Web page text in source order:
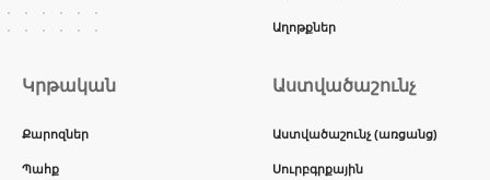
Աղոթքներ
Կրթական
Քարոզներ
Պահք
Աստվածաշունչ
Աստվածաշունչ (առցանց)
Սուրբգրքային